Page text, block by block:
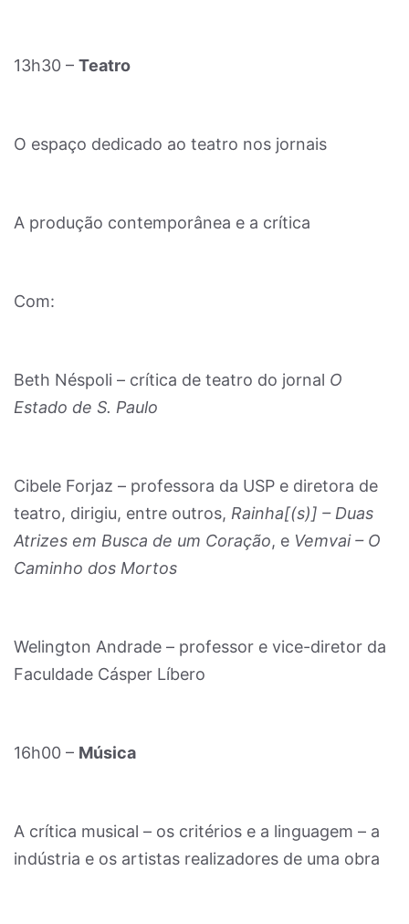
13h30 – Teatro
O espaço dedicado ao teatro nos jornais
A produção contemporânea e a crítica
Com:
Beth Néspoli – crítica de teatro do jornal O
Estado de S. Paulo
Cibele Forjaz – professora da USP e diretora de
teatro, dirigiu, entre outros, Rainha[(s)] – Duas
Atrizes em Busca de um Coração, e Vemvai – O
Caminho dos Mortos
Welington Andrade – professor e vice-diretor da
Faculdade Cásper Líbero
16h00 – Música
A crítica musical – os critérios e a linguagem – a
indústria e os artistas realizadores de uma obra